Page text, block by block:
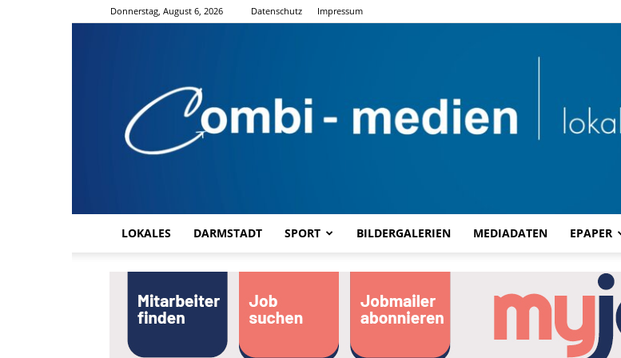
Donnerstag, August 6, 2026 Datenschutz Impressum
LOKALES DARMSTADT SPORT BILDERGALERIEN MEDIADATEN EPAPER